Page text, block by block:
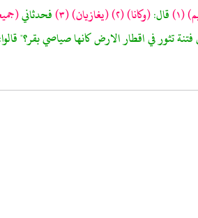
(١) قال:(وكانا)(٢) (يغازيان)(٣) فحدثاني
في اقطار الارض كانها صياصي بقر؟"